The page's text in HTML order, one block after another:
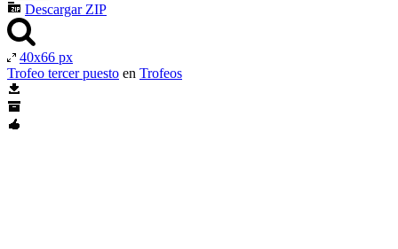
Descargar ZIP
40x66 px
Trofeo tercer puesto en Trofeos